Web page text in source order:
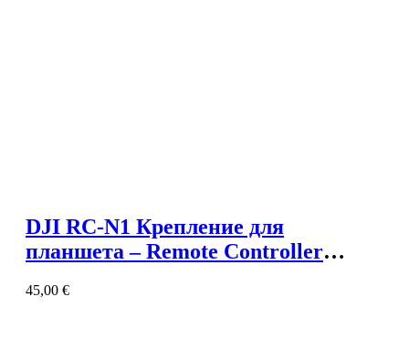
DJI RC-N1 Крепление для
планшета – Remote Controller
45,00 €